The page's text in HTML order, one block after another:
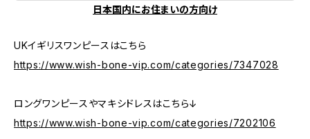
日本国内にお住まいの方向け
UKイギリスワンピースはこちら
https://www.wish-bone-vip.com/categories/7347028
ロングワンピースやマキシドレスはこちら↓
https://www.wish-bone-vip.com/categories/7202106